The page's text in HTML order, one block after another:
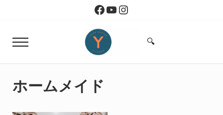
Skip to header right navigationFacebook
YouTube
Instagram
Menu
Yoko Design Kitchen
Search...
🔍
ホームメイド